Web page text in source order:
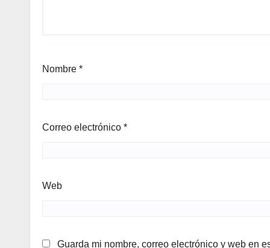
Nombre *
Correo electrónico *
Web
Guarda mi nombre, correo electrónico y web en